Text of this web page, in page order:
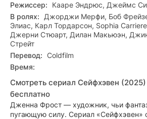
Режиссер:
Кааре Эндрюс, Джеймс
В ролях:
Джорджи Мерфи, Боб
Элиас, Карл Тордарсон, Sophia
Джерни Стюарт, Дилан Макьюэн,
Стрейт
Перевод: Coldfilm
Время:
Смотреть сериал Сейфхэвен
бесплатно
Дженна Фрост — художник, чьи
пугающую силу. Сериал «Сейфхэвен»